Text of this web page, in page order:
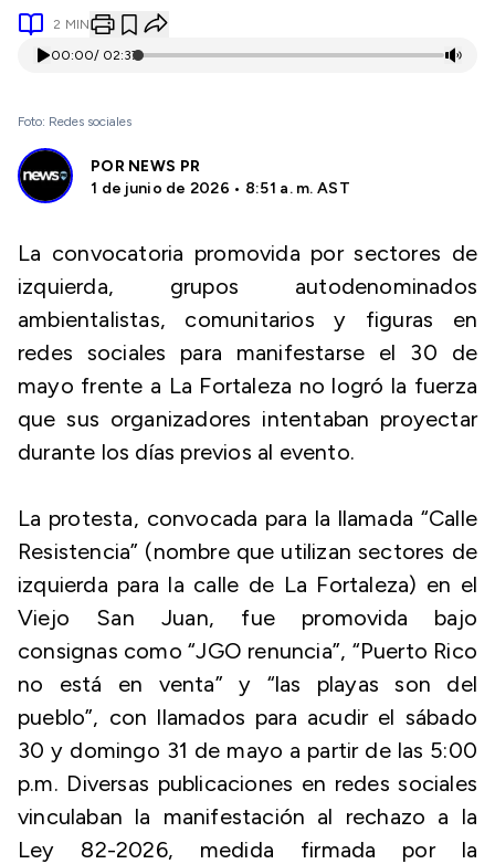
2 MIN
00:00/ 02:37
Foto: Redes sociales
POR NEWS PR
1 de junio de 2026 • 8:51 a. m. AST
La convocatoria promovida por sectores de
izquierda, grupos autodenominados
ambientalistas, comunitarios y figuras en
redes sociales para manifestarse el 30 de
mayo frente a La Fortaleza no logró la fuerza
que sus organizadores intentaban proyectar
durante los días previos al evento.
La protesta, convocada para la llamada “Calle
Resistencia” (nombre que utilizan sectores de
izquierda para la calle de La Fortaleza) en el
Viejo San Juan, fue promovida bajo
consignas como “JGO renuncia”, “Puerto Rico
no está en venta” y “las playas son del
pueblo”, con llamados para acudir el sábado
30 y domingo 31 de mayo a partir de las 5:00
p.m. Diversas publicaciones en redes sociales
vinculaban la manifestación al rechazo a la
Ley 82-2026, medida firmada por la